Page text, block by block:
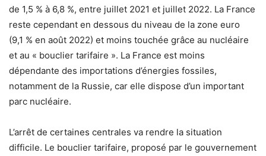
de 1,5 % à 6,8 %, entre juillet 2021 et juillet 2022. La France
reste cependant en dessous du niveau de la zone euro
(9,1 % en août 2022) et moins touchée grâce au nucléaire
et au « bouclier tarifaire ». La France est moins
dépendante des importations d’énergies fossiles,
notamment de la Russie, car elle dispose d’un important
parc nucléaire.
L’arrêt de certaines centrales va rendre la situation
difficile. Le bouclier tarifaire, proposé par le gouvernement